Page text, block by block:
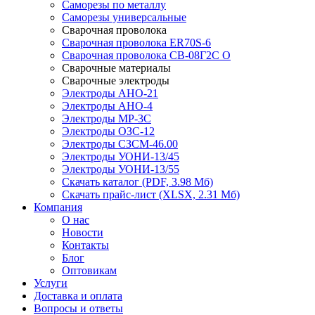
Саморезы по металлу
Саморезы универсальные
Сварочная проволока
Сварочная проволока ER70S-6
Сварочная проволока СВ-08Г2С О
Сварочные материалы
Сварочные электроды
Электроды АНО-21
Электроды АНО-4
Электроды МР-3С
Электроды ОЗС-12
Электроды СЗСМ-46.00
Электроды УОНИ-13/45
Электроды УОНИ-13/55
Скачать каталог (PDF, 3.98 Мб)
Скачать прайс-лист (XLSX, 2.31 Мб)
Компания
О нас
Новости
Контакты
Блог
Оптовикам
Услуги
Доставка и оплата
Вопросы и ответы